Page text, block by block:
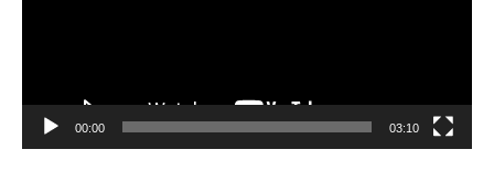
00:00 03:10